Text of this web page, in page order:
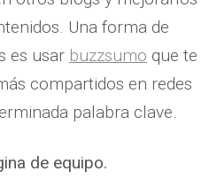
Una forma de
es usar buzzsumo que te
compartidos en redes
palabra clave.
de equipo.